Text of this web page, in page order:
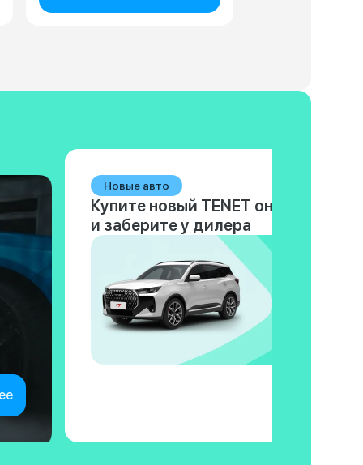
Новые авто
Купите новый TENET онлайн
и заберите у дилера